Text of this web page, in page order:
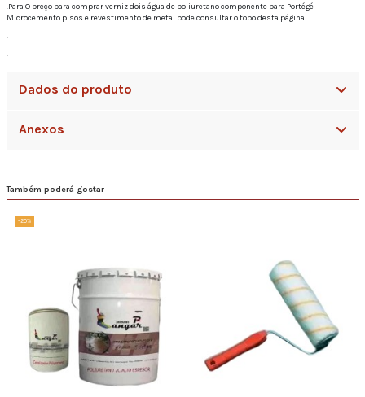
.Para O preço para comprar verniz dois água de poliuretano componente para Portégé
Microcemento pisos e revestimento de metal pode consultar o topo desta página.
.
.
Dados do produto
Anexos
Também poderá gostar
-20%